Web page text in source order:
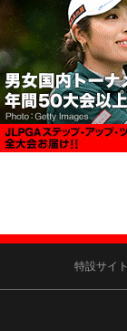
特設サイト